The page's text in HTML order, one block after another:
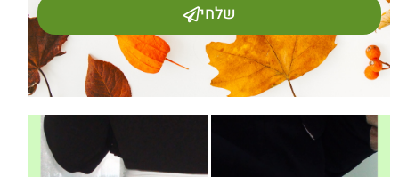
שלחי